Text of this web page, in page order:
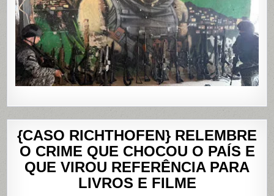
PENHA,
NO
RIO
{CASO RICHTHOFEN} RELEMBRE
O CRIME QUE CHOCOU O PAÍS E
QUE VIROU REFERÊNCIA PARA
LIVROS E FILME